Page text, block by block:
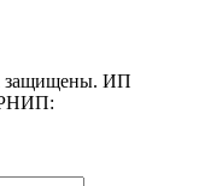
защищены. ИП